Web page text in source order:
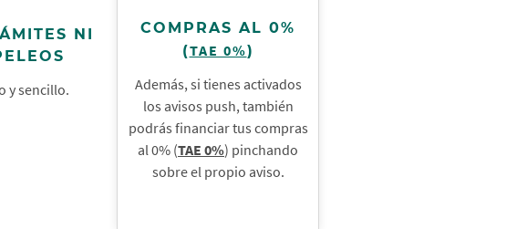
NI
y sencillo.
COMPRAS AL 0%
(TAE 0%)
Además, si tienes activados
los avisos push, también
podrás financiar tus compras
al 0% (TAE 0%) pinchando
sobre el propio aviso.